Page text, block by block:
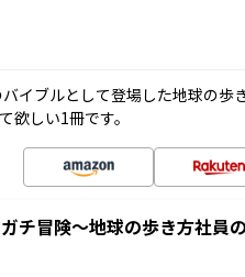
イブルとして登場した地球の
欲しい1冊です。
チ冒険～地球の歩き方社員